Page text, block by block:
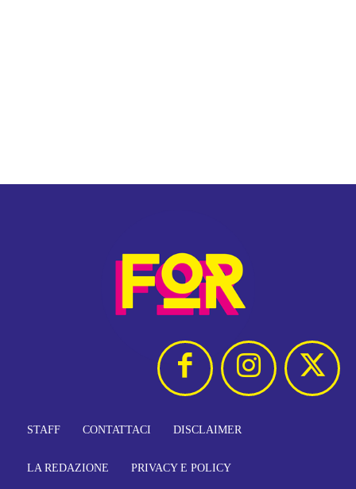
STAFF CONTATTACI DISCLAIMER
LA REDAZIONE PRIVACY E POLICY